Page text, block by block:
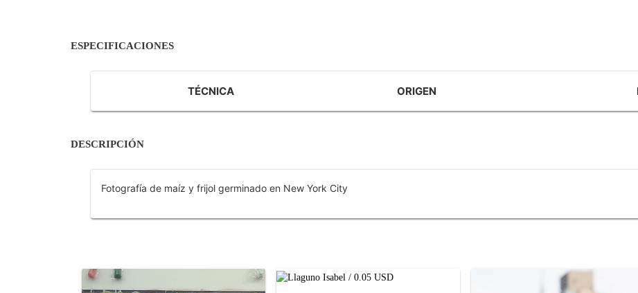
ESPECIFICACIONES
TÉCNICA ORIGEN
DESCRIPCIÓN
Fotografía de maíz y frijol germinado en New York City